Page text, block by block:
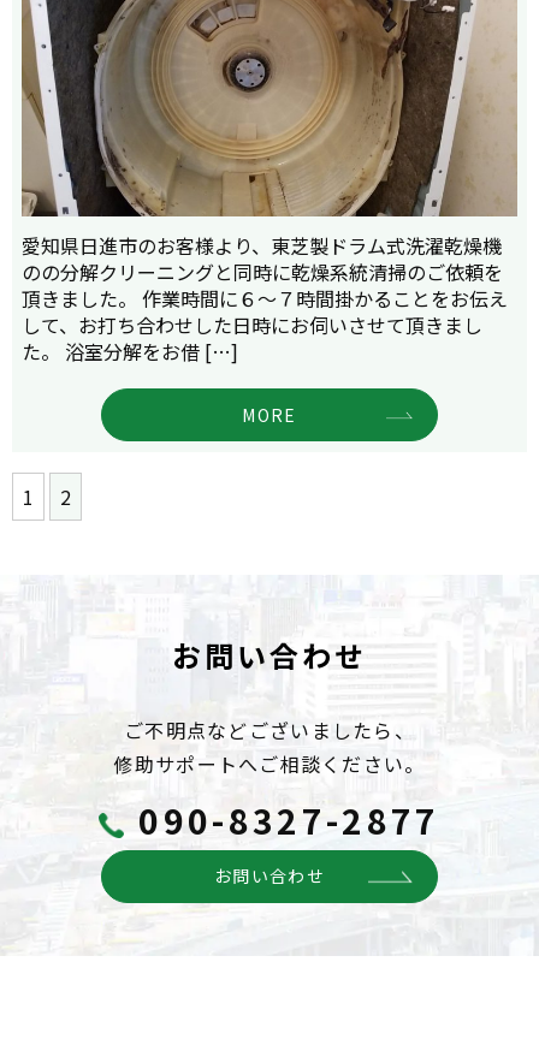
愛知県日進市のお客様より、東芝製ドラム式洗濯乾燥機
のの分解クリーニングと同時に乾燥系統清掃のご依頼を
頂きました。 作業時間に６～７時間掛かることをお伝え
して、お打ち合わせした日時にお伺いさせて頂きまし
た。 浴室分解をお借 […]
MORE
1 2
お問い合わせ
ご不明点などございましたら、
修助サポートへご相談ください。
090-8327-2877
お問い合わせ